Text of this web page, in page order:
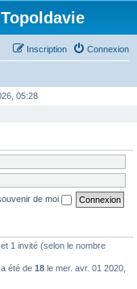
Connexion
Inscription
05:28
de moi
1 invité (selon le nombre
été de 18 le mer. avr. 01 2020,